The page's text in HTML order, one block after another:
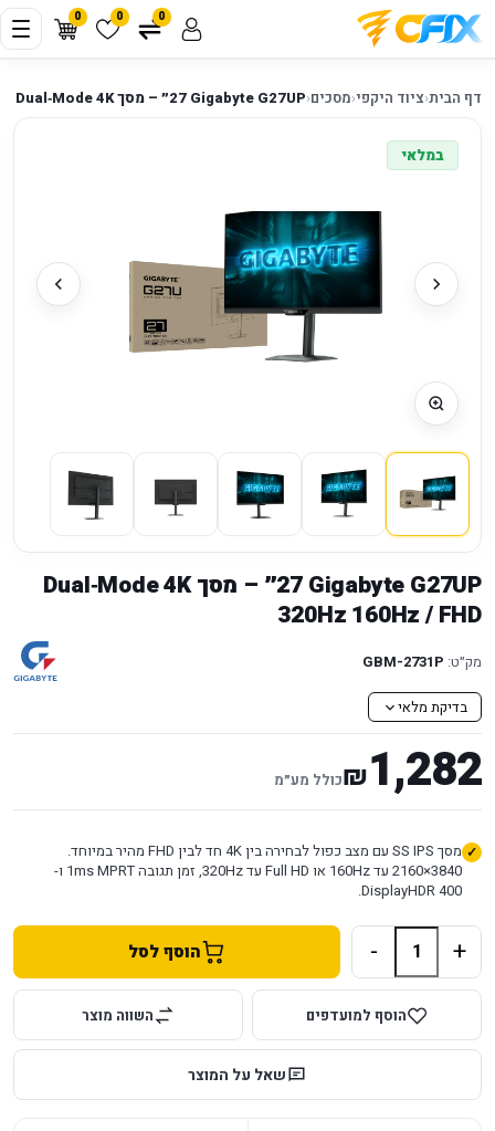
0 0 0
דף הבית‹ציוד היקפי‹מסכים‹Gigabyte G27UP ‏27״ – מסך Dual‑Mode 4K ‏160Hz / FHD ‏320Hz
במלאי
Gigabyte G27UP ‏27״ – מסך Dual‑Mode 4K
מק״ט: GBM-2731P
בדיקת מלאי
1,282
₪כולל מע״מ
מסך SS IPS עם מצב כפול לבחירה בין 4K חד לבין FHD מהיר במיוחד.
3840×2160 עד 160Hz או Full HD עד 320Hz, זמן תגובה 1ms MPRT ו-
DisplayHDR 400.
+
- הוסף לסל
הוסף למועדפים השווה מוצר
שאל על המוצר